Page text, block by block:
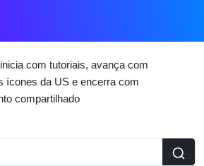
com tutoriais, avança com
ícones da US e encerra com
compartilhado